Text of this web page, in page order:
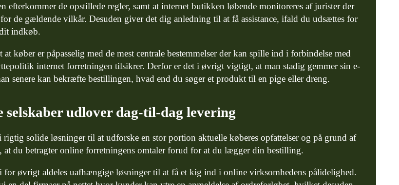
efterkommer de opstillede regler, samt at internet butikken løbende monitoreres af jurister der
de gældende vilkår. Desuden giver det dig anledning til at få assistance, ifald du udsættes for
indkøb.
at køber er påpasselig med de mest centrale bestemmelser der kan spille ind i forbindelse med
internet forretningen tilsikrer. Derfor er det i øvrigt vigtigt, at man stadig gemmer sin e-
senere kan bekræfte bestillingen, hvad end du søger et produkt til en pige eller dreng.
selskaber udlover dag-til-dag levering
rigtig solide løsninger til at udforske en stor portion aktuelle køberes opfattelser og på grund af
at du betragter online forretningens omtaler forud for at du lægger din bestilling.
for øvrigt aldeles uafhængige løsninger til at få et kig ind i online virksomhedens pålidelighed.